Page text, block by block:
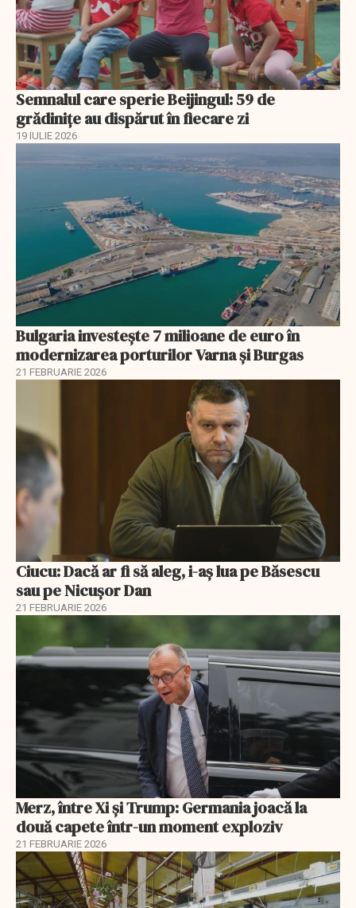
Semnalul care sperie Beijingul: 59 de
grădinițe au dispărut în fiecare zi
19 IULIE 2026
Bulgaria investește 7 milioane de euro în
modernizarea porturilor Varna și Burgas
21 FEBRUARIE 2026
Ciucu: Dacă ar fi să aleg, i-aș lua pe Băsescu
sau pe Nicușor Dan
21 FEBRUARIE 2026
Merz, între Xi și Trump: Germania joacă la
două capete într-un moment exploziv
21 FEBRUARIE 2026